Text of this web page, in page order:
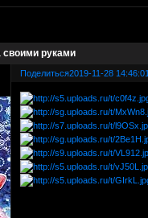
своими руками
Поделиться2019-11-28 14:46:01